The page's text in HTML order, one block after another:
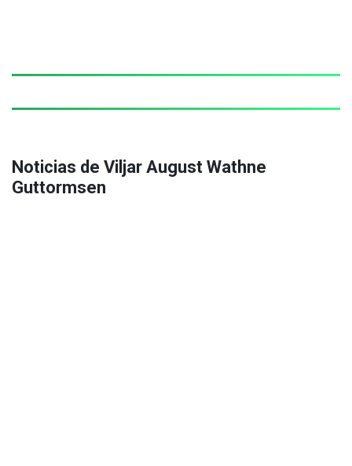
Noticias de Viljar August Wathne
Guttormsen